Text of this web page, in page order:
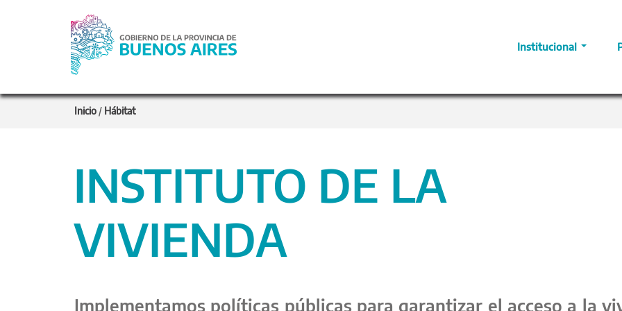
Institucional
Inicio / Hábitat
INSTITUTO DE LA
VIVIENDA
Implementamos políticas públicas para garantizar el acceso a la